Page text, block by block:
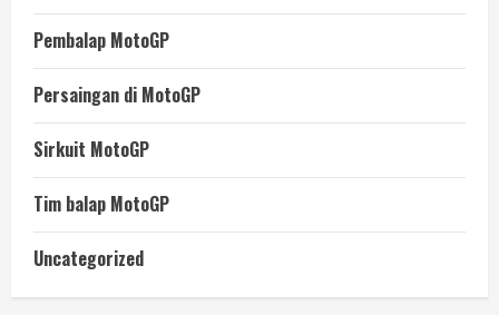
Pembalap MotoGP
Persaingan di MotoGP
Sirkuit MotoGP
Tim balap MotoGP
Uncategorized